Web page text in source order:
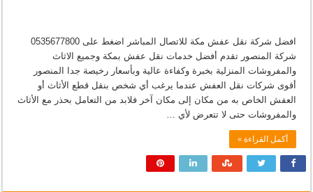
افضل شركة نقل عفش مكة للاتصال المباشر اضغط على 0535677800
شركة المنصور تقدم أفضل خدمات نقل عفش بمكة وجميع الاثاث
والمفروشات المنزلية بخبرة وكفاءة عالية وبأسعار رخيصة جدا المنصور
أقوى شركات نقل العفش عندما يرغب أي شخص بنقل قطع الأثاث أو
العفش الخاص به من مكان إلى مكان آخر فلابد من التعامل بحذر مع الأثاث
والمفروشات حتى لا تتعرض لأي …
أكمل القراءة »